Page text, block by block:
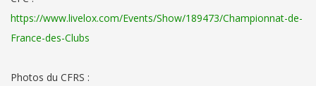
https://www.livelox.com/Events/Show/189473/Championnat-de-
France-des-Clubs
Photos du CFRS :